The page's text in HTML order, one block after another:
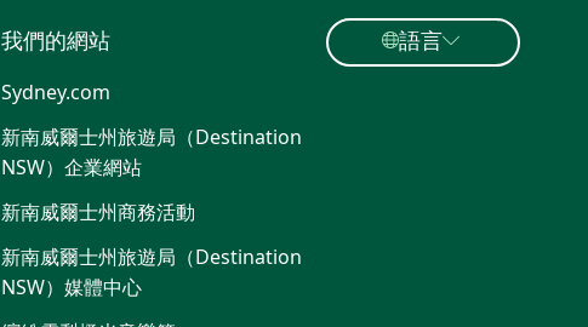
我們的網站
Sydney.com
新南威爾士州旅遊局（Destination
NSW）企業網站
新南威爾士州商務活動
新南威爾士州旅遊局（Destination
NSW）媒體中心
語言